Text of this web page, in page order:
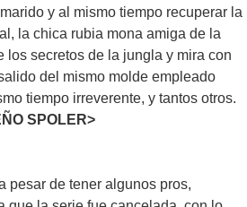
y al mismo tiempo recuperar la
la chica rubia mona amiga de la
secretos de la jungla y mira con
del mismo molde empleado
tiempo irreverente, y tantos otros.
SPOLER>
pesar de tener algunos pros,